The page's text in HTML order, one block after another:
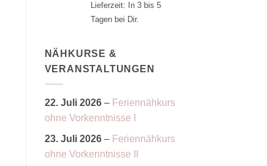
Lieferzeit:
In 3 bis 5
Tagen bei Dir.
NÄHKURSE &
VERANSTALTUNGEN
22. Juli 2026– Feriennähkurs
ohne Vorkenntnisse I
23. Juli 2026– Feriennähkurs
ohne Vorkenntnisse II